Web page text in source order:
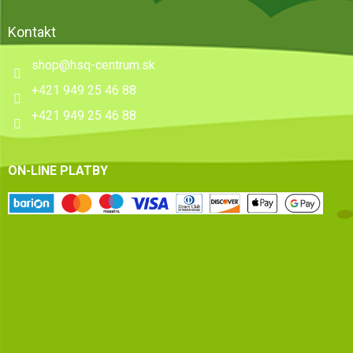
Kontakt
shop@hsq-centrum.sk
+421 949 25 46 88
+421 949 25 46 88
ON-LINE PLATBY